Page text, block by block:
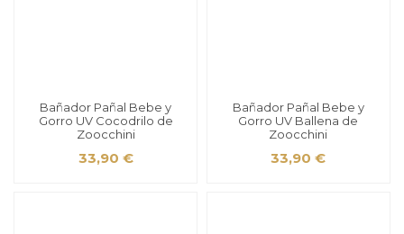
Bañador Pañal Bebe y
Gorro UV Cocodrilo de
Zoocchini
33,90 €
Bañador Pañal Bebe y
Gorro UV Ballena de
Zoocchini
33,90 €